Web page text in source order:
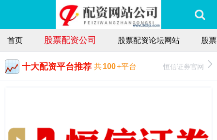
首页 股票配资公司 股票配资论坛网站 股
十大配资平台推荐 共100+平台 恒信证券官网